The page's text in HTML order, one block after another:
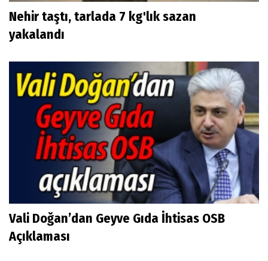
Nehir taştı, tarlada 7 kg'lık sazan
yakalandı
Vali Doğan’dan Geyve Gıda İhtisas OSB
Açıklaması